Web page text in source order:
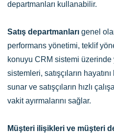
departmanları kullanabilir.
Satış departmanları genel
performans yönetimi, teklif
konuyu CRM sistemi
sistemleri, satışçıların
sunar ve satışçıların hızlı
vakit ayırmalarını sağlar.
Müşteri ilişikleri ve müşteri